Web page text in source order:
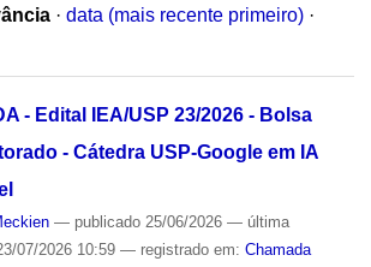
· data (mais recente primeiro) ·
- Edital IEA/USP 23/2026 - Bolsa
- Cátedra USP-Google em IA
— publicado25/06/2026 — última
07/2026 10:59 — registrado em: Chamada